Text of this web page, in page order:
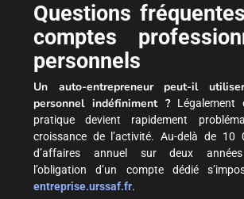
Questions
comptes
personnels
Un auto-entrepreneur peut-il
personnel indéfiniment ?Légalement
pratique devient rapidement
croissance de l’activité. Au-delà de 10
d’affaires annuel sur deux années
l’obligation d’un compte dédié
entreprise.urssaf.fr.